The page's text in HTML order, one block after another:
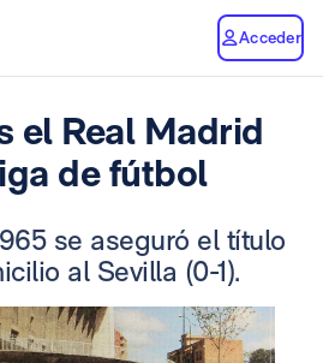
Acceder
el Real Madrid
de fútbol
se aseguró el título
al Sevilla (0-1).